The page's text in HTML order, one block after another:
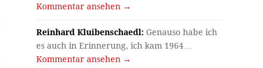
Kommentar ansehen →
Reinhard Kluibenschaedl: Genauso habe ich
es auch in Erinnerung, ich kam 1964…
Kommentar ansehen →